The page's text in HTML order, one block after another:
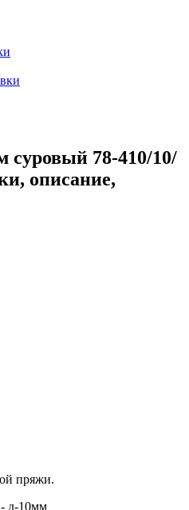
78-410/10/
описание,
пряжи.
д-10мм